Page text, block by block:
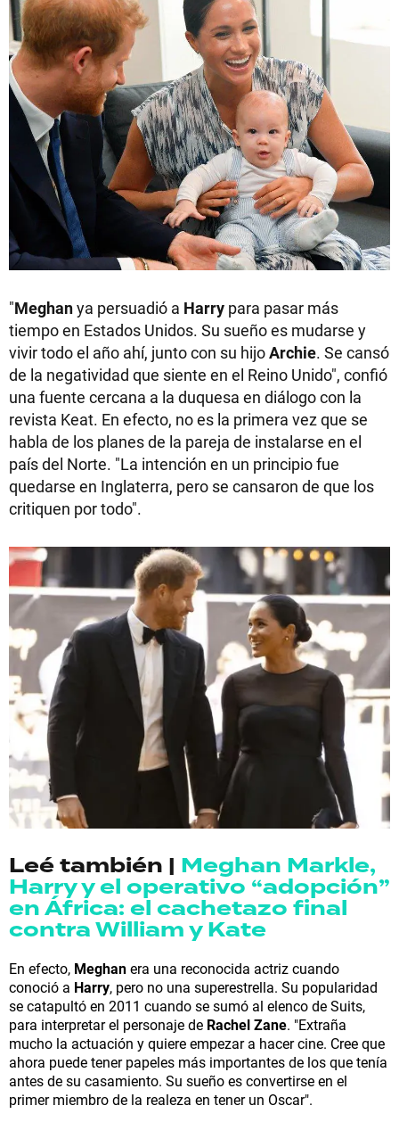
"Meghanya persuadió a Harry para pasar más
tiempo en Estados Unidos. Su sueño es mudarse y
vivir todo el año ahí, junto con su hijoArchie. Se cansó
de la negatividad que siente en el Reino Unido", confió
una fuente cercana a la duquesa en diálogo con la
revista Keat. En efecto, no es la primera vez que se
habla de los planes de la pareja de instalarse en el
país del Norte. "La intención en un principio fue
quedarse en Inglaterra, pero se cansaron de que los
critiquen por todo".
Leé también | Meghan Markle,
Harry y el operativo “adopción”
en África: el cachetazo final
contra William y Kate
En efecto, Meghanera una reconocida actriz cuando
conoció a Harry, pero no una superestrella. Su popularidad
se catapultó en 2011 cuando se sumó al elenco de Suits,
para interpretar el personaje de Rachel Zane. "Extraña
mucho la actuación y quiere empezar a hacer cine. Cree que
ahora puede tener papeles más importantes de los que tenía
antes de su casamiento. Su sueño es convertirse en el
primer miembro de la realeza en tener un Oscar".